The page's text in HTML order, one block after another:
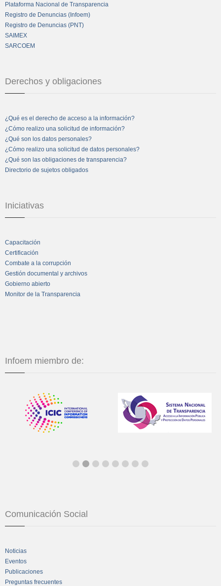
Plataforma Nacional de Transparencia
Registro de Denuncias (Infoem)
Registro de Denuncias (PNT)
SAIMEX
SARCOEM
Derechos y obligaciones
¿Qué es el derecho de acceso a la información?
¿Cómo realizo una solicitud de información?
¿Qué son los datos personales?
¿Cómo realizo una solicitud de datos personales?
¿Qué son las obligaciones de transparencia?
Directorio de sujetos obligados
Iniciativas
Capacitación
Certificación
Combate a la corrupción
Gestión documental y archivos
Gobierno abierto
Monitor de la Transparencia
Infoem miembro de:
Comunicación Social
Noticias
Eventos
Publicaciones
Preguntas frecuentes